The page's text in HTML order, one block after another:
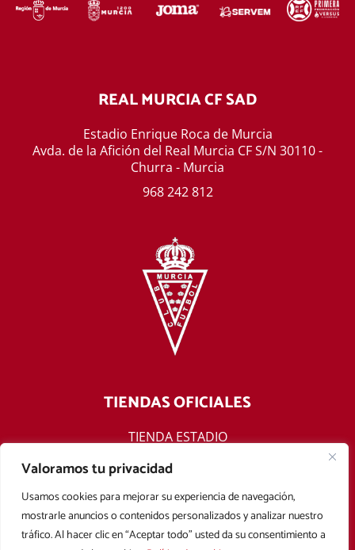
Valoramos tu privacidad
Usamos cookies para mejorar su experiencia de navegación,
mostrarle anuncios o contenidos personalizados y analizar nuestro
tráfico. Al hacer clic en “Aceptar todo” usted da su consentimiento a
REAL MURCIA CF SAD
Estadio Enrique Roca de Murcia
Avda. de la Afición del Real Murcia CF S/N 30110 -
Churra - Murcia
968 242 812
TIENDAS OFICIALES
TIENDA ESTADIO
TIENDA ONLINE
F
a
c
e
T
w
i
t
Y
o
u
t
I
n
s
t